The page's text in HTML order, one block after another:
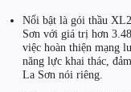
Nổi bật là gói thầu
Sơn với giá trị hơn
việc hoàn thiện mạng
năng lực khai thác,
La Sơn nói riêng.